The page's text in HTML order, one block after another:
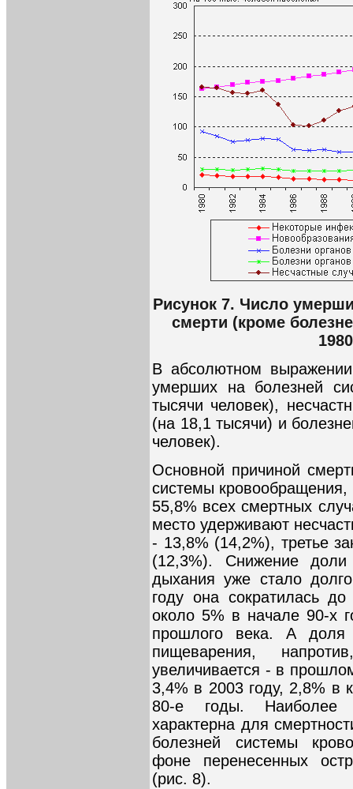
Рисунок 7. Число
смерти (кроме
В абсолютном
умерших на болезней
тысячи человек),
(на 18,1 тысячи) и
человек).
Основной причиной
системы
55,8% всех смертных
место удерживают
- 13,8% (14,2%), третье
(12,3%). Снижение
дыхания уже стало
году она сократилась
около 5% в начале 90-х
прошлого века. А доля
пищеварения,
увеличивается - в
3,4% в 2003 году, 2,8% в
80-е годы. Наиболее
характерна для
болезней системы
фоне перенесенных
(рис. 8).